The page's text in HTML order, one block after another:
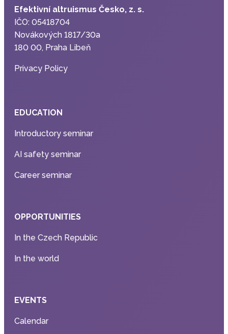
Efektivní altruismus Česko, z. s.
IČO: 05418704
Novákových 1817/30a
180 00, Praha Libeň
Privacy Policy
EDUCATION
Introductory seminar
AI safety seminar
Career seminar
OPPORTUNITIES
In the Czech Republic
In the world
EVENTS
Calendar